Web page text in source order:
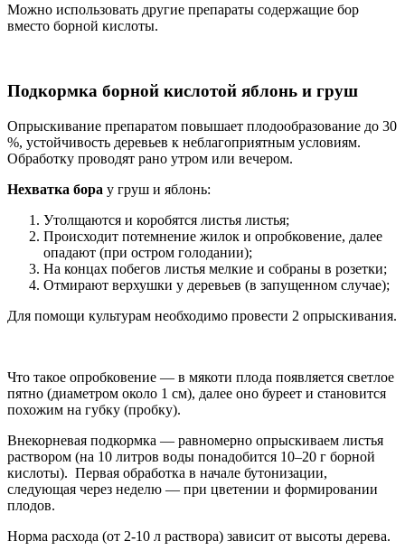
Можно использовать другие препараты содержащие бор
вместо борной кислоты.
Подкормка борной кислотой яблонь и груш
Опрыскивание препаратом повышает плодообразование до 30
%, устойчивость деревьев к неблагоприятным условиям.
Обработку проводят рано утром или вечером.
Нехватка бора у груш и яблонь:
Утолщаются и коробятся листья листья;
Происходит потемнение жилок и опробковение, далее
опадают (при остром голодании);
На концах побегов листья мелкие и собраны в розетки;
Отмирают верхушки у деревьев (в запущенном случае);
Для помощи культурам необходимо провести 2 опрыскивания.
Что такое опробковение — в мякоти плода появляется светлое
пятно (диаметром около 1 см), далее оно буреет и становится
похожим на губку (пробку).
Внекорневая подкормка — равномерно опрыскиваем листья
раствором (на 10 литров воды понадобится 10–20 г борной
кислоты). Первая обработка в начале бутонизации,
следующая через неделю — при цветении и формировании
плодов.
Норма расхода (от 2-10 л раствора) зависит от высоты дерева.